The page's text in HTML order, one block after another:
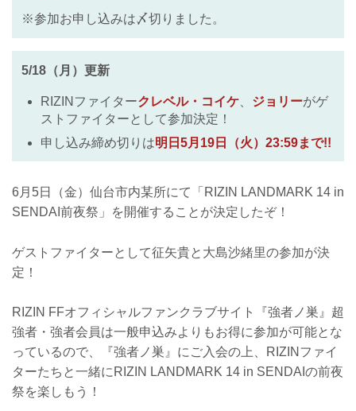
※参加お申し込みは〆切りました。
5/18（月）更新
RIZINファイタークレベル・コイケ ジョリーがゲ
ストファイターとして参加決定！
申し込み締め切りは明日5月19日（火）23:59まで!!
6月5日（金）仙台市内某所にて「RIZIN LANDMARK 14 in
SENDAI前夜祭」を開催することが決定したぞ！
ゲストファイターとして征矢貴と大島沙緒里の参加が決
定！
RIZIN FFオフィシャルファンクラブサイト『強者ノ巣』超
強者・強者会員は一般申込みよりもお得に参加が可能とな
っているので、『強者ノ巣』にご入会の上、RIZINファイ
ターたちと一緒にRIZIN LANDMARK 14 in SENDAIの前夜
祭を楽しもう！